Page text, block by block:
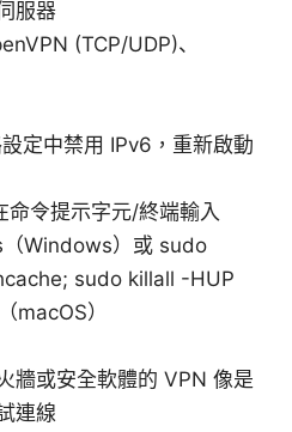
服器
(TCP/UDP)、
定中禁用 IPv6，重新啟動
命令提示字元/終端輸入
Windows）或 sudo
sudo killall -HUP
macOS）
牆或安全軟體的 VPN 像是
連線